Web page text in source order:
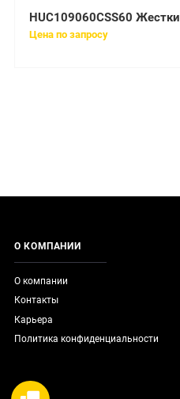
Цена по запросу
О КОМПАНИИ
О компании
Контакты
Карьера
Политика конфиденциальности